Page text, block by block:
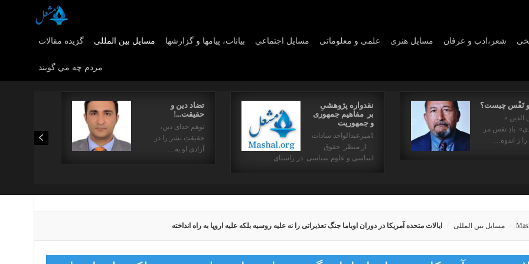
گزیده مقالات مسایل بین المللی بیانات، پیامها و گزارشها مسايل اجتماعي علمی و معلوماتی مسايل هنری شعر،ادب و عرفان
مردم چه مي گويند
تضاد دین و
حقیقت...!
توهم خدای دین،
حقیقتِ بشر را در
آزادی او به…
نقدواره پژوهشیِ
بر مفاهیم جمهوری
و جمهوریت
1میرعبدالواحد سادات
از منظر حقوق
اساسی و علوم سیاسی در راستای : …
و نَفْس چیست؟
الدین «
بادِ نفس مر
را ز اندوه…
مسایل بین المللی ایالات متحده آمریکا در دوران اوباما جنگ تعذیراتی را نه علیه روسیه بلکه علیه اروپا به راه انداخته